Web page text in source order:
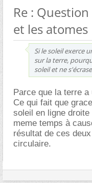
Re :
et les atomes
Si le soleil exerce
sur la terre,
soleil et ne
Parce que la terre
Ce qui fait que
soleil en ligne
meme temps à
résultat de ces
circulaire.